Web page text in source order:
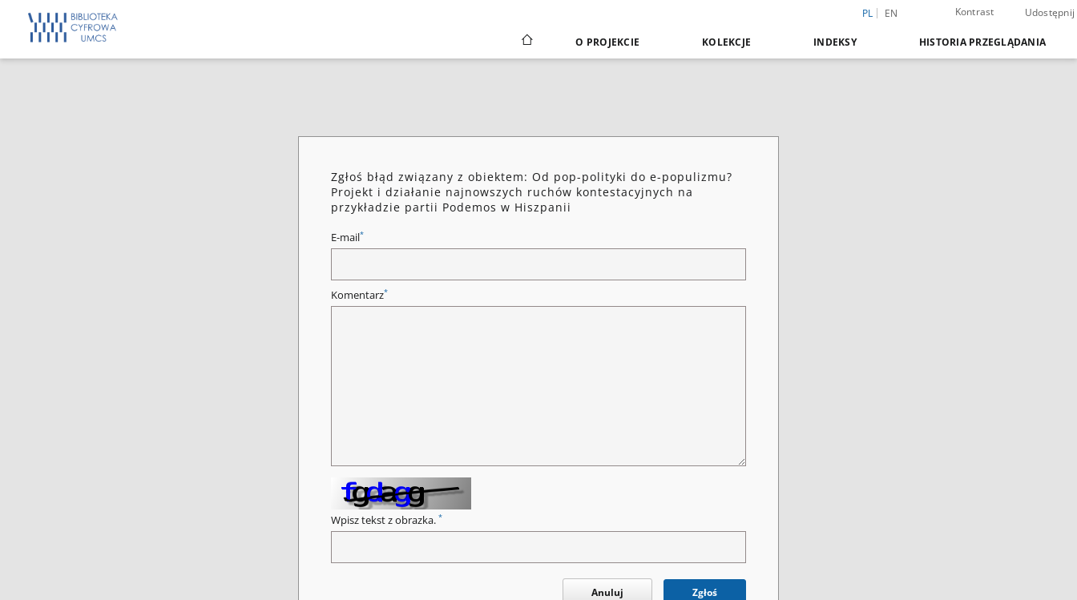
PL EN Kontrast Udostępnij
O PROJEKCIE KOLEKCJE INDEKSY HISTORIA PRZEGLĄDANIA
Zgłoś błąd związany z obiektem: Od pop-polityki do e-populizmu?
Projekt i działanie najnowszych ruchów kontestacyjnych na
przykładzie partii Podemos w Hiszpanii
E-mail*
Komentarz*
Wpisz tekst z obrazka. *
Anuluj Zgłoś